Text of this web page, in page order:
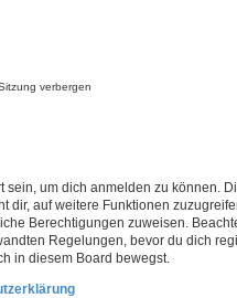
verbergen
sein, um dich anmelden zu können.
dir, auf weitere Funktionen
Berechtigungen zuweisen.
Regelungen, bevor du dich
in diesem Board bewegst.